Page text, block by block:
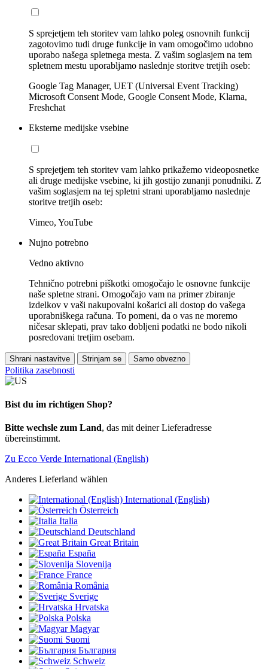
S sprejetjem teh storitev vam lahko poleg osnovnih funkcij
zagotovimo tudi druge funkcije in vam omogočimo udobno
uporabo našega spletnega mesta. Z vašim soglasjem na tem
spletnem mestu uporabljamo naslednje storitve tretjih oseb:
Google Tag Manager, UET (Universal Event Tracking)
Microsoft Consent Mode, Google Consent Mode, Klarna,
Freshchat
Eksterne medijske vsebine
S sprejetjem teh storitev vam lahko prikažemo videoposnetke
ali druge medijske vsebine, ki jih gostijo zunanji ponudniki. Z
vašim soglasjem na tej spletni strani uporabljamo naslednje
storitve tretjih oseb:
Vimeo, YouTube
Nujno potrebno
Vedno aktivno
Tehnično potrebni piškotki omogočajo le osnovne funkcije
naše spletne strani. Omogočajo vam na primer zbiranje
izdelkov v vaši nakupovalni košarici ali dostop do vašega
uporabniškega računa. To pomeni, da o vas ne moremo
ničesar sklepati, prav tako dobljeni podatki ne bodo nikoli
posredovani tretjim osebam.
Shrani nastavitve Strinjam se Samo obvezno
Politika zasebnosti
Bist du im richtigen Shop?
Bitte wechsle zum Land, das mit deiner Lieferadresse
übereinstimmt.
Zu Ecco Verde International (English)
Anderes Lieferland wählen
International (English)
Österreich
Italia
Deutschland
Great Britain
España
Slovenija
France
România
Sverige
Hrvatska
Polska
Magyar
Suomi
България
Schweiz